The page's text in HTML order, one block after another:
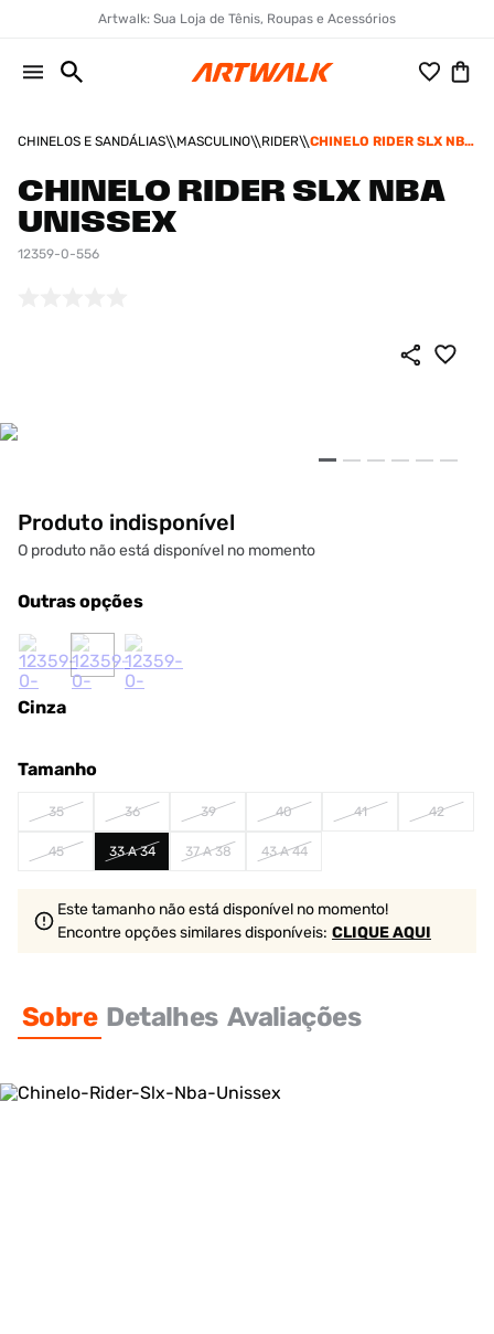
Artwalk: Sua Loja de Tênis, Roupas e Acessórios
CHINELOS E SANDÁLIAS MASCULINO RIDER
CHINELO RIDER SLX NBA
CHINELO RIDER SLX NBA
UNISSEX
12359-0-556
Produto indisponível
O produto não está disponível no momento
Outras opções
Cinza
Tamanho
35 36 39 40 41 42
45 33 A 34 37 A 38 43 A 44
Este tamanho não está disponível no momento!
Encontre opções similaresdisponíveis: CLIQUE AQUI
Sobre Detalhes Avaliações